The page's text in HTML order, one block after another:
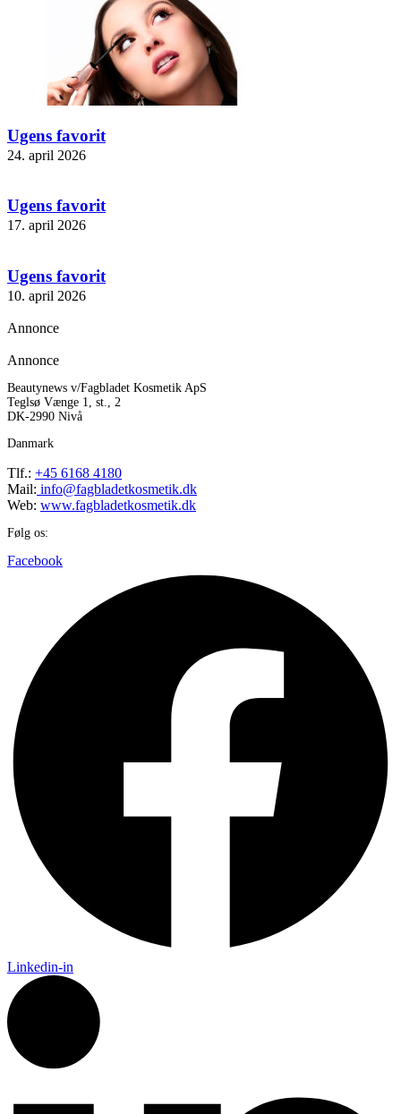
Ugens favorit
24. april 2026
Ugens favorit
17. april 2026
Ugens favorit
10. april 2026
Annonce
Annonce
Beautynews v/Fagbladet Kosmetik ApS
Teglsø Vænge 1, st., 2
DK-2990 Nivå
Danmark
Tlf.: +45 6168 4180
Mail: info@fagbladetkosmetik.dk
Web: www.fagbladetkosmetik.dk
Følg os:
Facebook
Linkedin-in